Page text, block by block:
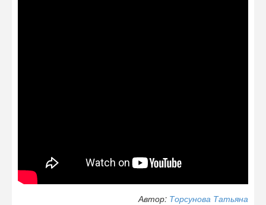
Автор: Торсунова Татьяна